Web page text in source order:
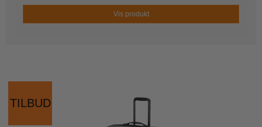
Vis produkt
TILBUD